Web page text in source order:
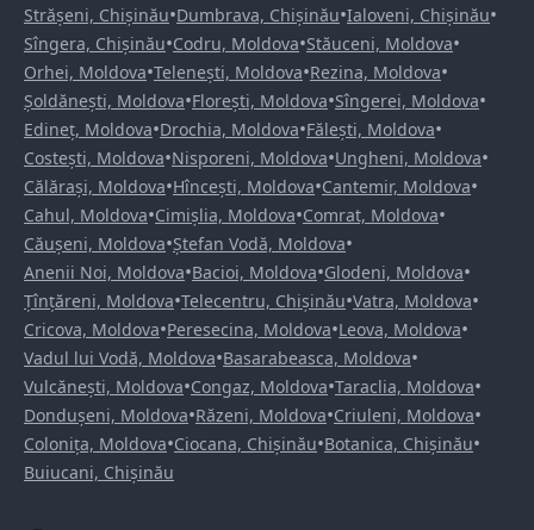
Strășeni, Chișinău•Dumbrava, Chișinău•Ialoveni, Chișinău•
Sîngera, Chișinău•Codru, Moldova•Stăuceni, Moldova•
Orhei, Moldova•Telenești, Moldova•Rezina, Moldova•
Șoldănești, Moldova•Florești, Moldova•Sîngerei, Moldova•
Edineț, Moldova•Drochia, Moldova•Fălești, Moldova•
Costești, Moldova•Nisporeni, Moldova•Ungheni, Moldova•
Călărași, Moldova•Hîncești, Moldova•Cantemir, Moldova•
Cahul, Moldova•Cimișlia, Moldova•Comrat, Moldova•
Căușeni, Moldova•Ștefan Vodă, Moldova•
Anenii Noi, Moldova•Bacioi, Moldova•Glodeni, Moldova•
Țînțăreni, Moldova•Telecentru, Chișinău•Vatra, Moldova•
Cricova, Moldova•Peresecina, Moldova•Leova, Moldova•
Vadul lui Vodă, Moldova•Basarabeasca, Moldova•
Vulcănești, Moldova•Congaz, Moldova•Taraclia, Moldova•
Dondușeni, Moldova•Răzeni, Moldova•Criuleni, Moldova•
Colonița, Moldova•Ciocana, Chișinău•Botanica, Chișinău•
Buiucani, Chișinău